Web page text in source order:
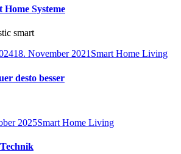
Systeme
18. November 2021Smart Home Living
desto besser
2025Smart Home Living